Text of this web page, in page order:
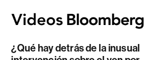
¿Qué hay detrás de la inusual